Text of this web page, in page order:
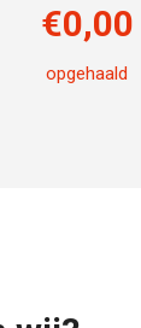
€0,00
opgehaald